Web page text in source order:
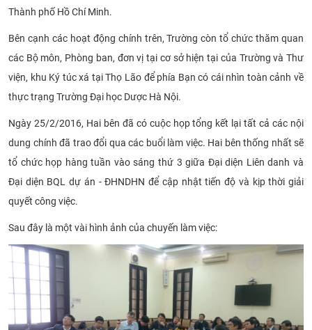
Thành phố Hồ Chí Minh.
Bên cạnh các hoạt động chính trên, Trường còn tổ chức thăm quan
các Bộ môn, Phòng ban, đơn vị tại cơ sở hiện tại của Trường và Thư
viện, khu Ký túc xá tại Thọ Lão để phía Bạn có cái nhìn toàn cảnh về
thực trạng Trường Đại học Dược Hà Nội.
Ngày 25/2/2016, Hai bên đã có cuộc họp tổng kết lại tất cả các nội
dung chính đã trao đổi qua các buổi làm việc. Hai bên thống nhất sẽ
tổ chức họp hàng tuần vào sáng thứ 3 giữa Đại diện Liên danh và
Đại diện BQL dự án - ĐHNDHN để cập nhật tiến độ và kịp thời giải
quyết công việc.
Sau đây là một vài hình ảnh của chuyến làm việc:​